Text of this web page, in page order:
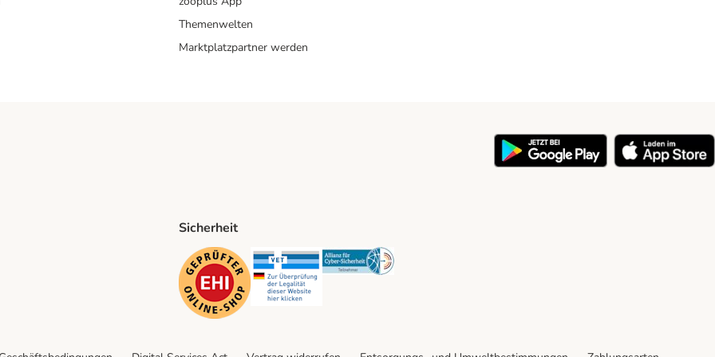
Themenwelten
Marktplatzpartner werden
Method
Sicherheit
Security Security Security